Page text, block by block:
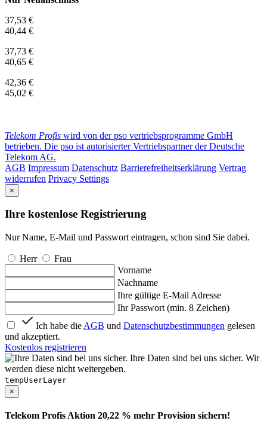
37,53 €
40,44 €
37,73 €
40,65 €
42,36 €
45,02 €
Telekom Profis wird von der pso vertriebsprogramme GmbH
betrieben. Die pso ist autorisierter Vertriebspartner der Deutsche
Telekom AG.
AGB Impressum Datenschutz Barrierefreiheitserklärung Vertrag
widerrufen Privacy Settings
×
Ihre kostenlose Registrierung
Nur Name, E-Mail und Passwort eintragen, schon sind Sie dabei.
Herr
Frau
Vorname
Nachname
Ihre gültige E-Mail Adresse
Ihr Passwort (min. 8 Zeichen)
Ich habe die AGB und Datenschutzbestimmungen gelesen
und akzeptiert.
Kostenlos registrieren
Ihre Daten sind bei uns sicher. Wir
werden diese nicht weitergeben.
tempUserLayer
×
Telekom Profis Aktion 20,22 % mehr Provision sichern!